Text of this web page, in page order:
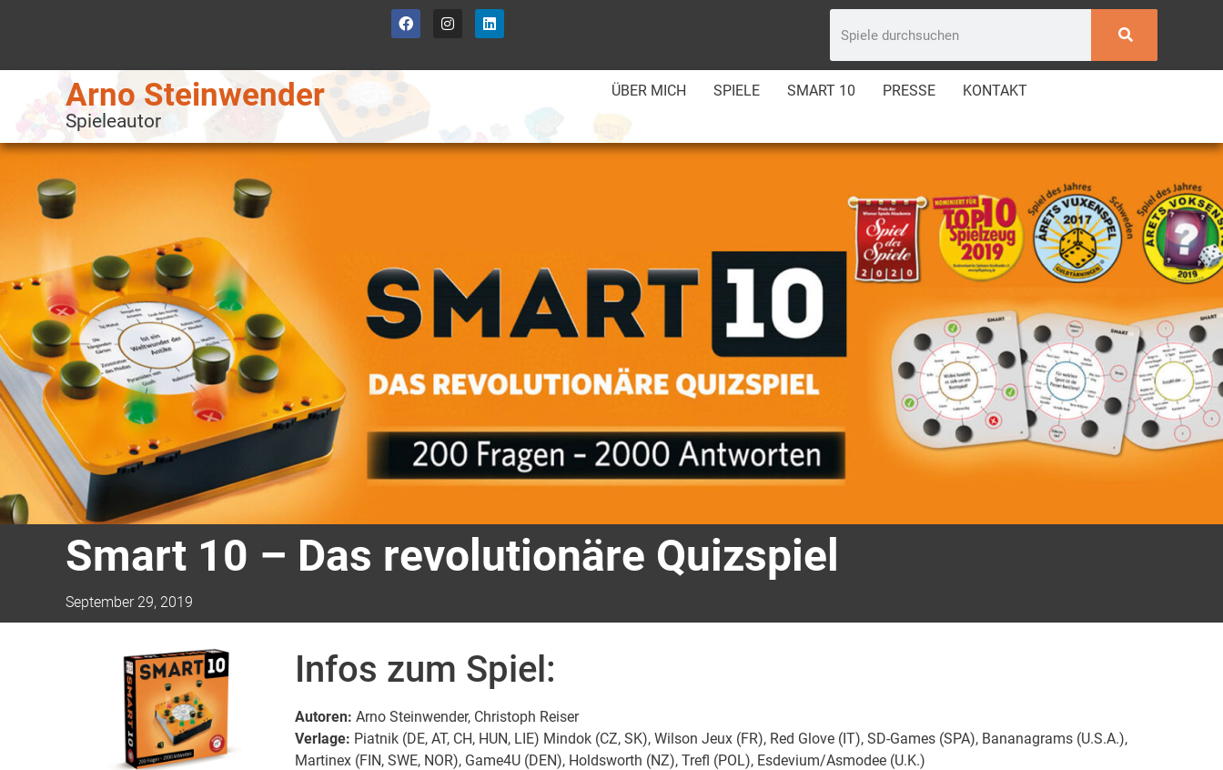
Arno Steinwender
Spieleautor
ÜBER MICH SPIELE SMART 10 PRESSE KONTAKT
Smart 10 – Das revolutionäre Quizspiel
September 29, 2019
Infos zum Spiel:
Autoren: Arno Steinwender, Christoph Reiser
Verlage: Piatnik (DE, AT, CH, HUN, LIE) Mindok (CZ, SK), Wilson Jeux (FR), Red Glove (IT), SD-Games (SPA), Bananagrams (U.S.A.),
Martinex (FIN, SWE, NOR), Game4U (DEN), Holdsworth (NZ), Trefl (POL), Esdevium/Asmodee (U.K.)